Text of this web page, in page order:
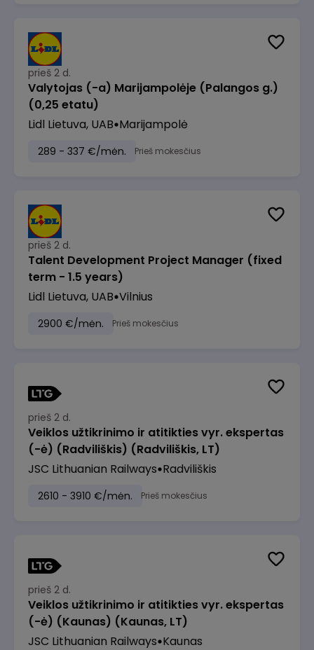
prieš 2 d.
Valytojas (-a) Marijampolėje (Palangos g.)
(0,25 etatu)
Lidl Lietuva, UAB Marijampolė
289 - 337 €/mėn. Prieš mokesčius
prieš 2 d.
Talent Development Project Manager (fixed
term - 1.5 years)
Lidl Lietuva, UAB Vilnius
2900 €/mėn. Prieš mokesčius
prieš 2 d.
Veiklos užtikrinimo ir atitikties vyr. ekspertas
(-ė) (Radviliškis) (Radviliškis, LT)
JSC Lithuanian Railways Radviliškis
2610 - 3910 €/mėn. Prieš mokesčius
prieš 2 d.
Veiklos užtikrinimo ir atitikties vyr. ekspertas
(-ė) (Kaunas) (Kaunas, LT)
JSC Lithuanian Railways Kaunas